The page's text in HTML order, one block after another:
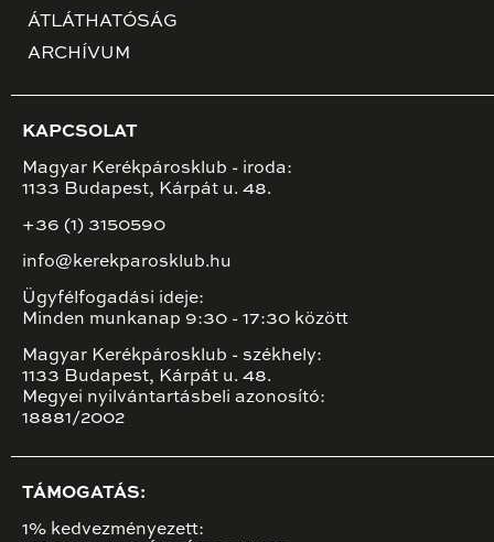
ÁTLÁTHATÓSÁG
ARCHÍVUM
KAPCSOLAT
Magyar Kerékpárosklub - iroda:
1133 Budapest, Kárpát u. 48.
+36 (1) 3150590
info@kerekparosklub.hu
Ügyfélfogadási ideje:
Minden munkanap 9:30 - 17:30 között
Magyar Kerékpárosklub - székhely:
1133 Budapest, Kárpát u. 48.
Megyei nyilvántartásbeli azonosító:
18881/2002
TÁMOGATÁS:
1% kedvezményezett: